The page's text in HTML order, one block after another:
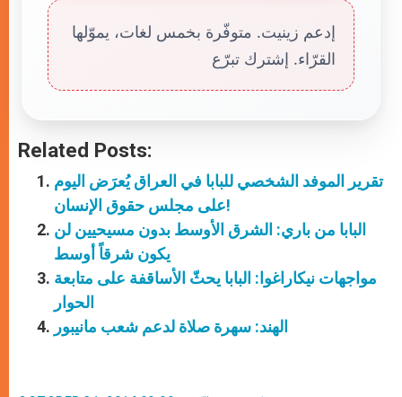
إدعم زينيت. متوفّرة بخمس لغات، يموّلها
القرّاء. إشترك تبرّع
Related Posts:
تقرير الموفد الشخصي للبابا في العراق يُعرَض اليوم
على مجلس حقوق الإنسان!
البابا من باري: الشرق الأوسط بدون مسيحيين لن
يكون شرقاً أوسط
مواجهات نيكاراغوا: البابا يحثّ الأساقفة على متابعة
الحوار
الهند: سهرة صلاة لدعم شعب مانيبور